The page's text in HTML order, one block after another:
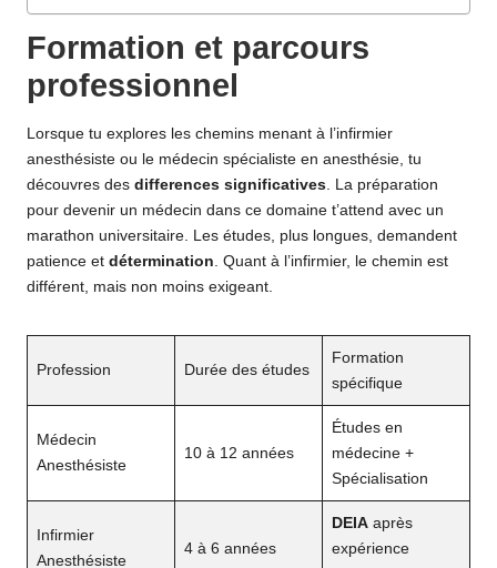
Formation et parcours
professionnel
Lorsque tu explores les chemins menant à l’infirmier
anesthésiste ou le médecin spécialiste en anesthésie, tu
découvres des differences significatives . La préparation
pour devenir un médecin dans ce domaine t’attend avec un
marathon universitaire. Les études, plus longues, demandent
patience et détermination . Quant à l’infirmier, le chemin est
différent, mais non moins exigeant.
Profession Durée des études
Formation
spécifique
Médecin
Anesthésiste
10 à 12 années
Études en
médecine +
Spécialisation
Infirmier
Anesthésiste
4 à 6 années
DEIA après
expérience